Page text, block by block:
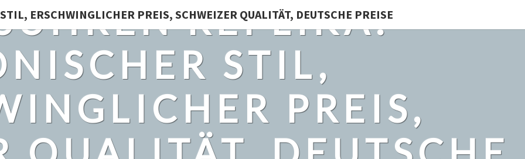
ERSCHWINGLICHER PREIS, SCHWEIZER QUALITÄT, DEUTSCHE PREISE
REPLIKA:
STIL,
PREIS,